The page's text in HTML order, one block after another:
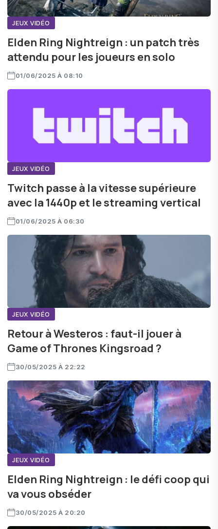
JEUX VIDÉO
Elden Ring Nightreign : un patch très
attendu pour les joueurs en solo
01/06/2025 À 08:10
JEUX VIDÉO
Twitch passe à la vitesse supérieure
avec la 1440p et le streaming vertical
01/06/2025 À 06:30
JEUX VIDÉO
Retour à Westeros : faut-il jouer à
Game of Thrones Kingsroad ?
30/05/2025 À 22:22
JEUX VIDÉO
Elden Ring Nightreign : le défi coop qui
va vous obséder
30/05/2025 À 20:20